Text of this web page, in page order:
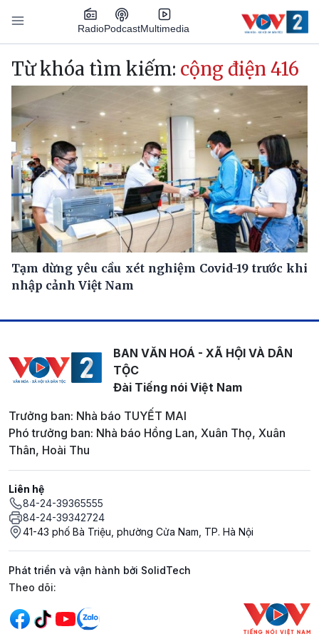
Nhảy đến nội dung
RadioPodcastMultimedia
Main navigation
Từ khóa tìm kiếm: cộng điện 416
Tạm dừng yêu cầu xét nghiệm Covid-19 trước khi
nhập cảnh Việt Nam
BAN VĂN HOÁ - XÃ HỘI VÀ DÂN
TỘC
Đài Tiếng nói Việt Nam
Trưởng ban: Nhà báo TUYẾT MAI
Phó trưởng ban: Nhà báo Hồng Lan, Xuân Thọ, Xuân
Thân, Hoài Thu
Liên hệ
84-24-39365555
84-24-39342724
41-43 phố Bà Triệu, phường Cửa Nam, TP. Hà Nội
Phát triển và vận hành bởi SolidTech
Mạng xã hội
Theo dõi: